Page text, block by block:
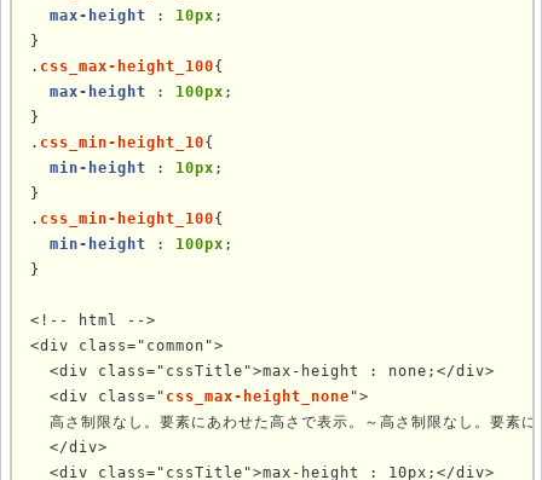
max-height : 10px ;
}
. css_max-height_100{
max-height : 100px ;
}
. css_min-height_10{
min-height : 10px ;
}
. css_min-height_100{
min-height : 100px ;
}
<!-- html -->
<div class="common">
  <div class="cssTitle">max-height : none;</div>
  <div class="
css_max-height_none ">
高さ制限なし。要素にあわせた高さで表示。～高さ制限なし。要素
  </div>
  <div class="cssTitle">max-height : 10px;</div>